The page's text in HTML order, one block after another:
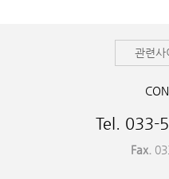
관련사
Tel. 033-
Fax.